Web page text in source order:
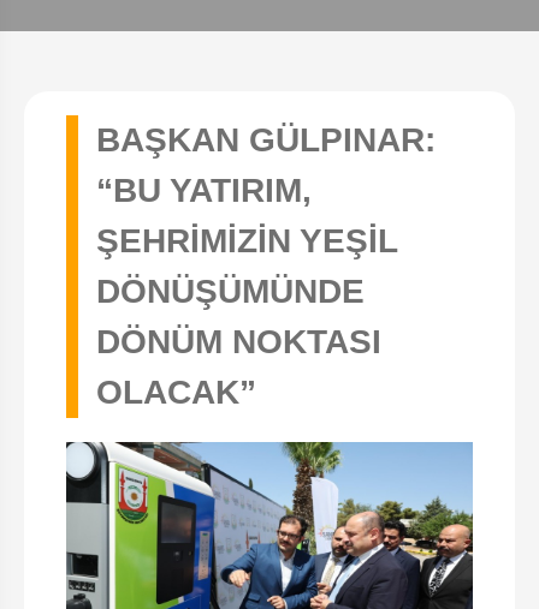
BAŞKAN GÜLPINAR:
“BU YATIRIM,
ŞEHRİMİZİN YEŞİL
DÖNÜŞÜMÜNDE
DÖNÜM NOKTASI
OLACAK”